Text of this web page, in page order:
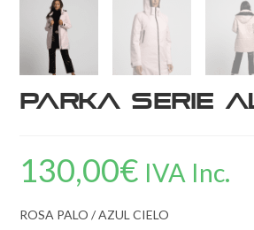
Parka Serie
130,00€ IVA Inc.
ROSA PALO / AZUL CIELO